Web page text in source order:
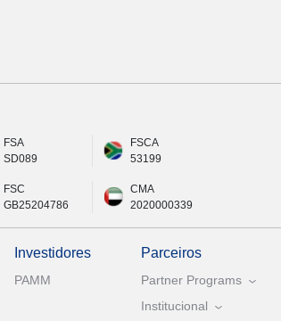
FSA
SD089
FSCA
53199
FSC
GB25204786
CMA
2020000339
Investidores
PAMM
Parceiros
Partner Programs
Institucional